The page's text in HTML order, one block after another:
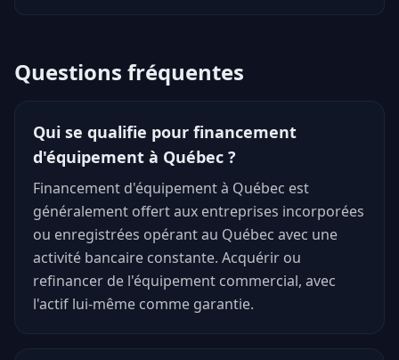
Questions fréquentes
Qui se qualifie pour financement
d'équipement à Québec ?
Financement d'équipement à Québec est
généralement offert aux entreprises incorporées
ou enregistrées opérant au Québec avec une
activité bancaire constante. Acquérir ou
refinancer de l'équipement commercial, avec
l'actif lui-même comme garantie.